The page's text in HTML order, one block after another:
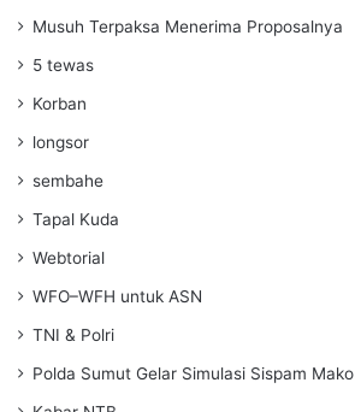
Musuh Terpaksa Menerima Proposalnya
5 tewas
Korban
longsor
sembahe
Tapal Kuda
Webtorial
WFO–WFH untuk ASN
TNI & Polri
Polda Sumut Gelar Simulasi Sispam Mako